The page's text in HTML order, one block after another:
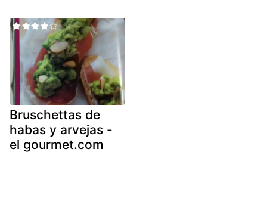
Bruschettas de
habas y arvejas -
el gourmet.com